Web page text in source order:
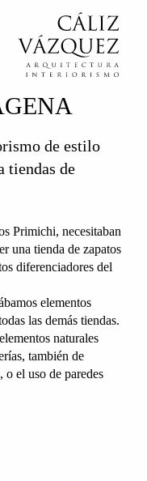
de estilo
tiendas de
Primichi, necesitaban
una tienda de zapatos
diferenciadores del
elementos
las demás tiendas.
naturales
también de
o el uso de paredes